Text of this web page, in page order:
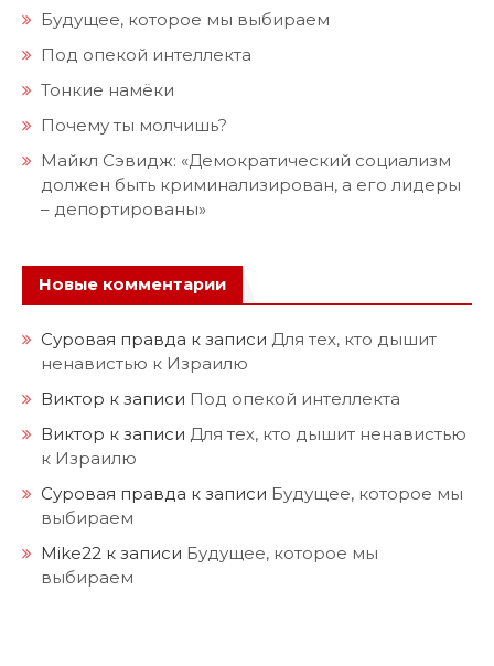
Будущее, которое мы выбираем
Под опекой интеллекта
Тонкие намёки
Почему ты молчишь?
Майкл Сэвидж: «Демократический социализм
должен быть криминализирован, а его лидеры
– депортированы»
Новые комментарии
Суровая правда к записи Для тех, кто дышит
ненавистью к Израилю
Виктор к записи Под опекой интеллекта
Виктор к записи Для тех, кто дышит ненавистью
к Израилю
Суровая правда к записи Будущее, которое мы
выбираем
Mike22 к записи Будущее, которое мы
выбираем